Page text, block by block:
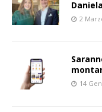
2
14